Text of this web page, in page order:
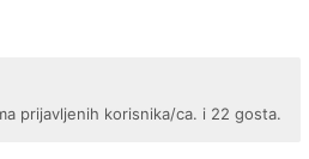
prijavljenih korisnika/ca. i 22 gosta.